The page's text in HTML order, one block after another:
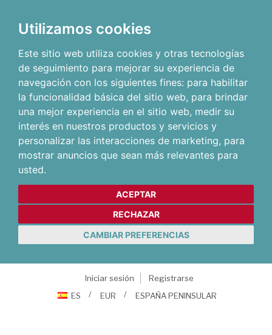
Utilizamos cookies
Este sitio web utiliza cookies y otras tecnologías
de seguimiento para mejorar su experiencia de
navegación con los siguientes fines: para habilitar
la funcionalidad básica del sitio web, para brindar
una mejor experiencia en el sitio web, medir su
interés en nuestros productos y servicios y
personalizar las interacciones de marketing, para
mostrar anuncios que sean más relevantes para
usted.
ACEPTAR
RECHAZAR
CAMBIAR PREFERENCIAS
Iniciar sesión
Registrarse
ES
EUR ESPAÑA PENINSULAR